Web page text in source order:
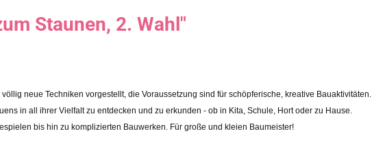
Staunen, 2. Wahl"
neue Techniken vorgestellt, die Voraussetzung sind für schöpferische, kreative Bauaktivitäten.
in all ihrer Vielfalt zu entdecken und zu erkunden - ob in Kita, Schule, Hort oder zu Hause.
bis hin zu komplizierten Bauwerken. Für große und kleien Baumeister!